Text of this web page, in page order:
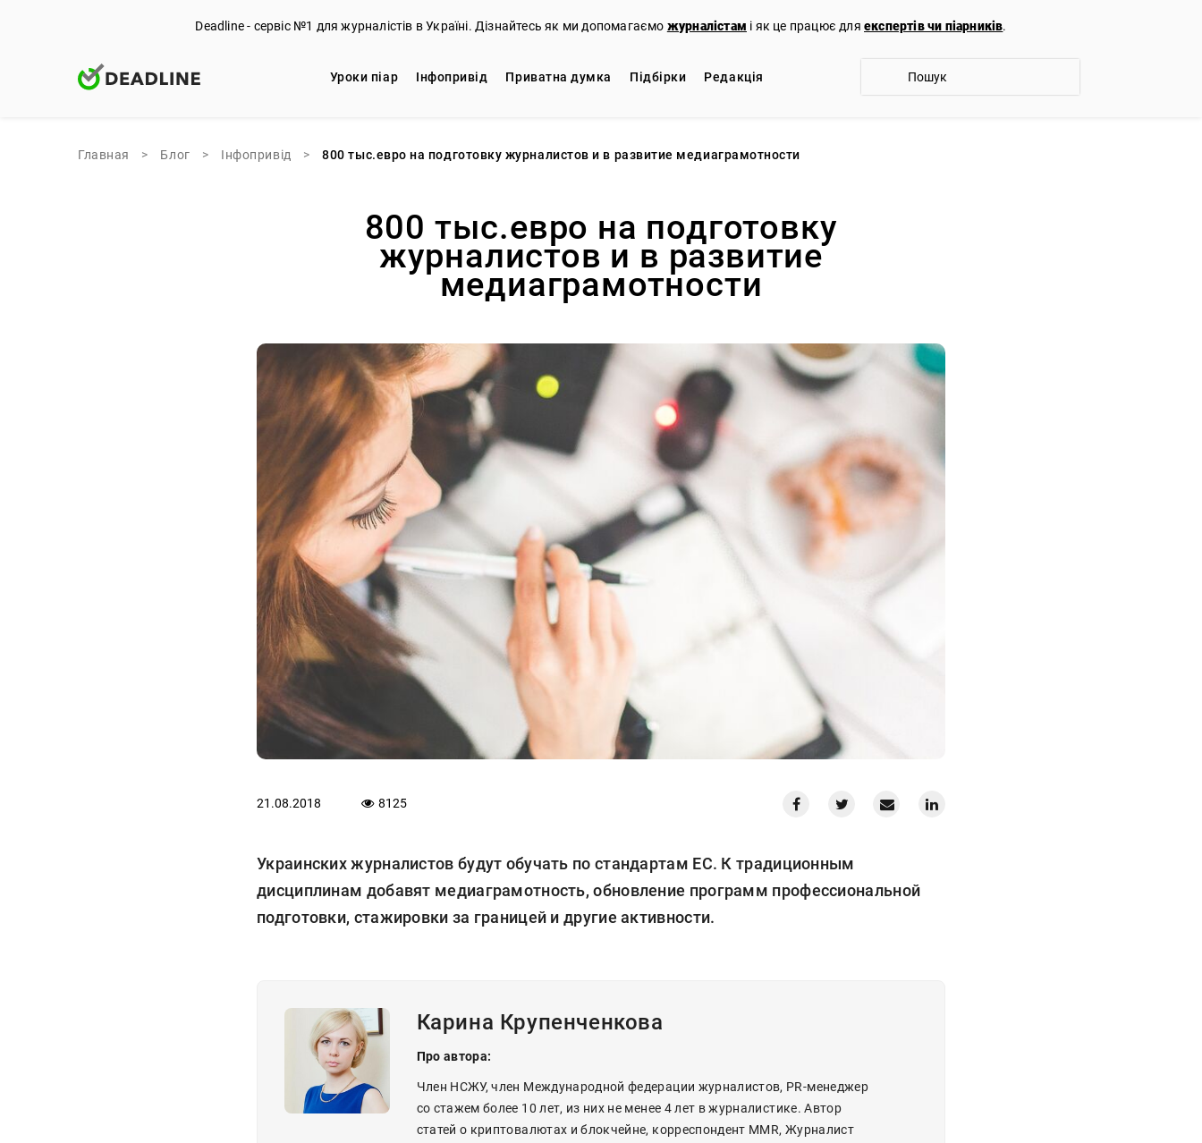
Deadline - сервіс №1 для журналістів в Україні. Дізнайтесь як ми допомагаємо журналістам і як це працює для експертів чи піарників.
Уроки піар Iнфопривід Приватна думка Підбірки Редакцiя
Главная > Блог > Iнфопривід > 800 тыс.евро на подготовку журналистов и в развитие медиаграмотности
800 тыс.евро на подготовку
журналистов и в развитие
медиаграмотности
21.08.2018 8125
Украинских журналистов будут обучать по стандартам ЕС. К традиционным
дисциплинам добавят медиаграмотность, обновление программ профессиональной
подготовки, стажировки за границей и другие активности.
Карина Крупенченкова
Про автора:
Член НСЖУ, член Международной федерации журналистов, PR-менеджер
со стажем более 10 лет, из них не менее 4 лет в журналистике. Автор
статей о криптовалютах и блокчейне, корреспондент MMR, Журналист